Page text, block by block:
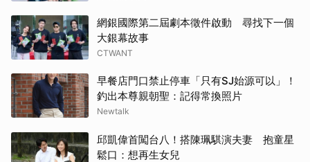
網銀國際第二屆劇本徵件啟動 尋找下一個
大銀幕故事
CTWANT
早餐店門口禁止停車「只有SJ始源可以」！
釣出本尊親朝聖：記得常換照片
Newtalk
邱凱偉首闖台八！搭陳珮騏演夫妻 抱童星
鬆口：想再生女兒